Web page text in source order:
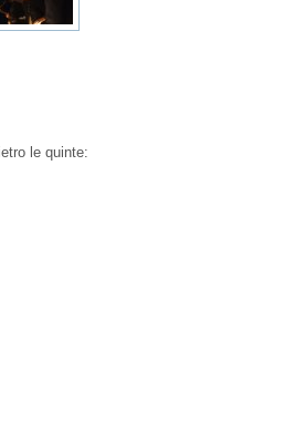
le quinte: